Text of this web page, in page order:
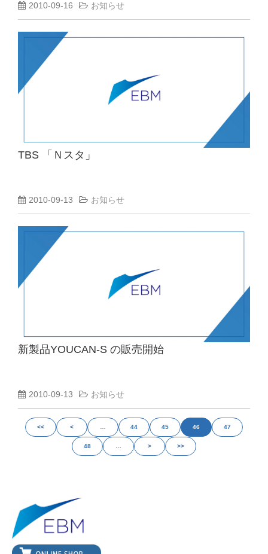
2010-09-16 お知らせ
TBS 「Ｎスタ」
2010-09-13 お知らせ
新製品YOUCAN-S の販売開始
2010-09-13 お知らせ
<< < 44 45 46 47
48 > >>